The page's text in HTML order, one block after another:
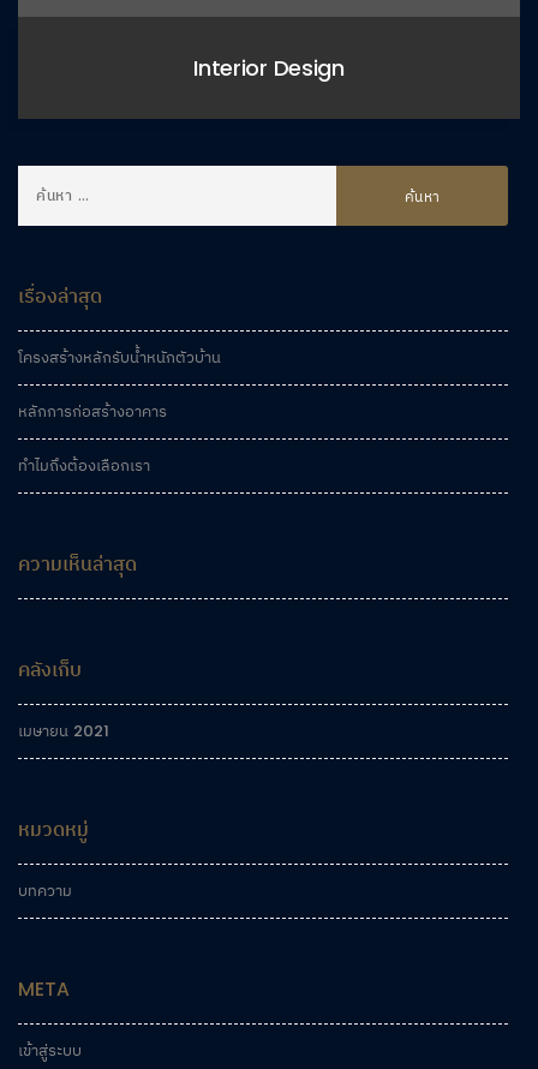
Interior Design
เรื่องล่าสุด
โครงสร้างหลักรับน้ำหนักตัวบ้าน
หลักการก่อสร้างอาคาร
ทำไมถึงต้องเลือกเรา
ความเห็นล่าสุด
คลังเก็บ
เมษายน 2021
หมวดหมู่
บทความ
META
เข้าสู่ระบบ